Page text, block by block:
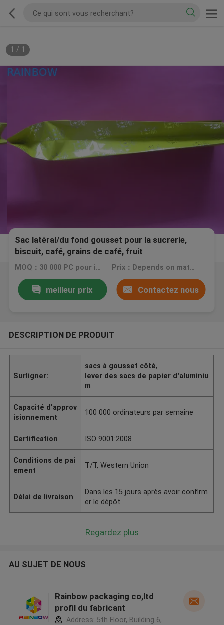
1 / 1
Sac latéral/du fond gousset pour la sucrerie,
biscuit, café, grains de café, fruit
MOQ：30 000 PC pour impression sacs, 20 000 PC pour celles de plaine Prix：Depends on material, size, quantity and printing colors
meilleur prix Contactez nous
DESCRIPTION DE PRODUIT
Surligner:
sacs à gousset côté,
lever des sacs de papier d'aluminiu
m
Capacité d'approv
isionnement
100 000 ordinateurs par semaine
Certification ISO 9001:2008
Conditions de pai
ement
T/T, Western Union
Délai de livraison
Dans les 15 jours après avoir confirm
er le dépôt
Regardez plus
AU SUJET DE NOUS
Rainbow packaging co,ltd
profil du fabricant
Address: 5th Floor, Building 6,